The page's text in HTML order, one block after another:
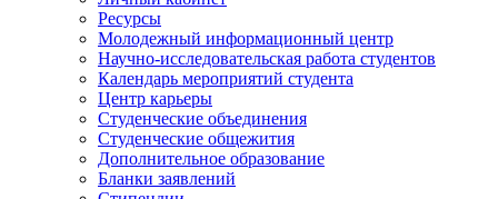
Ресурсы
Молодежный информационный центр
Научно-исследовательская работа студентов
Календарь мероприятий студента
Центр карьеры
Студенческие объединения
Студенческие общежития
Дополнительное образование
Бланки заявлений